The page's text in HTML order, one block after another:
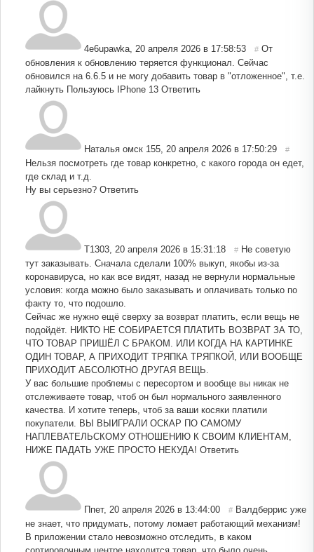
4e6upawka 20 апреля 2026 в 17:58:53 # От
обновления к обновлению теряется функционал. Сейчас
обновился на 6.6.5 и не могу добавить товар в "отложенное", т.е.
лайкнуть Пользуюсь IPhone 13 Ответить
Наталья омск 155 20 апреля 2026 в 17:50:29 #
Нельзя посмотреть где товар конкретно, с какого города он едет,
где склад и т.д.
Ну вы серьезно? Ответить
Т1303 20 апреля 2026 в 15:31:18 # Не советую
тут заказывать. Сначала сделали 100% выкуп, якобы из-за
коронавируса, но как все видят, назад не вернули нормальные
условия: когда можно было заказывать и оплачивать только по
факту то, что подошло.
Сейчас же нужно ещё сверху за возврат платить, если вещь не
подойдёт. НИКТО НЕ СОБИРАЕТСЯ ПЛАТИТЬ ВОЗВРАТ ЗА ТО,
ЧТО ТОВАР ПРИШЁЛ С БРАКОМ. ИЛИ КОГДА НА КАРТИНКЕ
ОДИН ТОВАР, А ПРИХОДИТ ТРЯПКА ТРЯПКОЙ, ИЛИ ВООБЩЕ
ПРИХОДИТ АБСОЛЮТНО ДРУГАЯ ВЕЩЬ.
У вас большие проблемы с пересортом и вообще вы никак не
отслеживаете товар, чтоб он был нормального заявленного
качества. И хотите теперь, чтоб за ваши косяки платили
покупатели. ВЫ ВЫИГРАЛИ ОСКАР ПО САМОМУ
НАПЛЕВАТЕЛЬСКОМУ ОТНОШЕНИЮ К СВОИМ КЛИЕНТАМ,
НИЖЕ ПАДАТЬ УЖЕ ПРОСТО НЕКУДА! Ответить
Ппет, 20 апреля 2026 в 13:44:00 # Валдберрис уже
не знает, что придумать, потому ломает работающий механизм!
В приложении стало невозможно отследить, в каком
сортировочным центре находится товар, что было очень